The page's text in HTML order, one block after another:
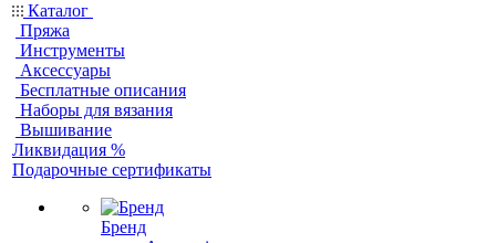
Каталог
Пряжа
Инструменты
Аксессуары
Бесплатные описания
Наборы для вязания
Вышивание
Ликвидация %
Подарочные сертификаты
Бренд